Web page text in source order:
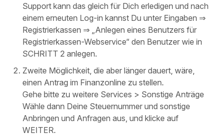
Support kann das gleich für Dich erledigen und nach
einem erneuten Log-in kannst Du unter Eingaben ⇒
Registrierkassen ⇒ „Anlegen eines Benutzers für
Registrierkassen-Webservice“ den Benutzer wie in
SCHRITT 2 anlegen.
Zweite Möglichkeit, die aber länger dauert, wäre,
einen Antrag im Finanzonline zu stellen.
Gehe bitte zu weitere Services > Sonstige Anträge
Wähle dann Deine Steuernummer und sonstige
Anbringen und Anfragen aus, und klicke auf
WEITER.